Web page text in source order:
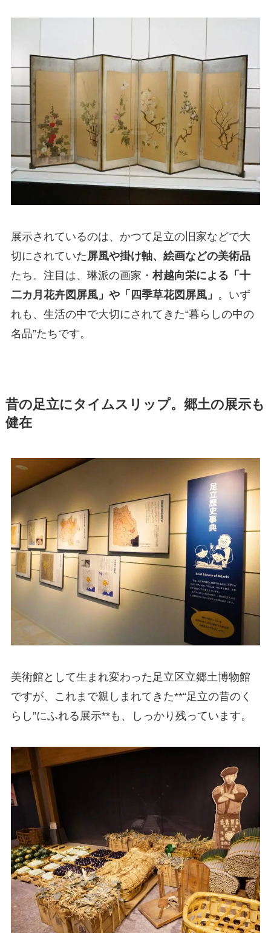
展示されているのは、かつて足立の旧家などで大
切にされていた 屏風や掛け軸、絵画などの美術品
たち。注目は、琳派の画家・村越向栄による「十
二カ月花卉図屏風」や「四季草花図屏風」 。いず
れも、生活の中で大切にされてきた“暮らしの中の
名品”たちです。
昔の足立にタイムスリップ。郷土の展示も
健在
美術館として生まれ変わった足立区立郷土博物館
ですが、これまで親しまれてきた**“足立の昔のく
らし”にふれる展示**も、しっかり残っています。